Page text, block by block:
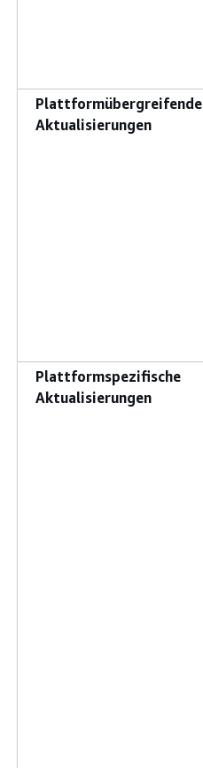
Plattformübergreifende
Aktualisierungen
Plattformspezifische
Aktualisierungen